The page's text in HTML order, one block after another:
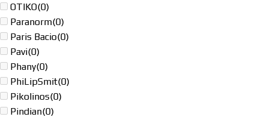
OTIKO(0)
Paranorm(0)
Paris Bacio(0)
Pavi(0)
Phany(0)
PhiLipSmit(0)
Pikolinos(0)
Pindian(0)